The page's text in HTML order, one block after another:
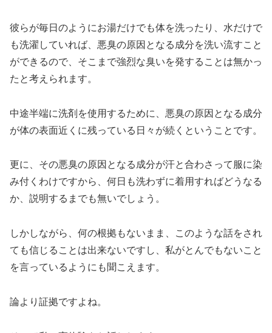
彼らが毎日のようにお湯だけでも体を洗ったり、水だけで
も洗濯していれば、悪臭の原因となる成分を洗い流すこと
ができるので、そこまで強烈な臭いを発することは無かっ
たと考えられます。
中途半端に洗剤を使用するために、悪臭の原因となる成分
が体の表面近くに残っている日々が続くということです。
更に、その悪臭の原因となる成分が汗と合わさって服に染
み付くわけですから、何日も洗わずに着用すればどうなる
か、説明するまでも無いでしょう。
しかしながら、何の根拠もないまま、このような話をされ
ても信じることは出来ないですし、私がとんでもないこと
を言っているようにも聞こえます。
論より証拠ですよね。